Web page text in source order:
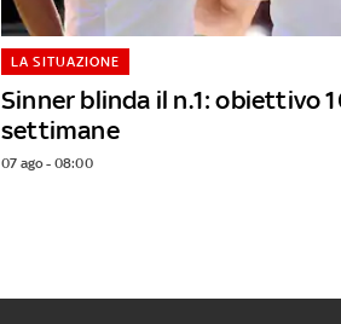
Sinner blinda il n.1: obiettivo
settimane
LA SITUAZIONE
07 ago - 08:00